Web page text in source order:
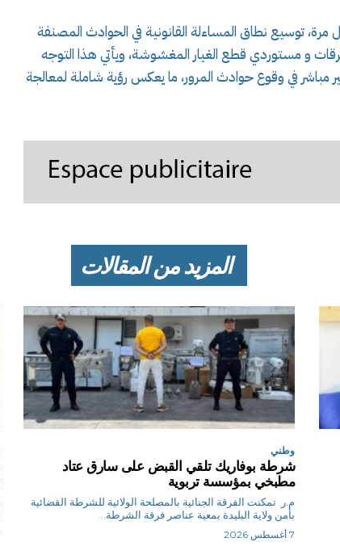
توسيع نطاق المساءلة القانونية في الحوادث المصنفة
و مستوردي قطع الغيار المغشوشة، ويأتي هذا التوجه
مباشر في وقوع حوادث المرور، ما يعكس رؤية شاملة لمعالجة
المزيد من المقالات
وطني
شرطة بوفاريك تلقي القبض على سارق عتاد
مطبخي بمؤسسة تربوية
م.ر تمكنت الفرقة الجنائية بالمصلحة الولائية للشرطة القضائية
بأمن ولاية البليدة بمعية عناصر فرقة الشرطة...
7 أغسطس 2026